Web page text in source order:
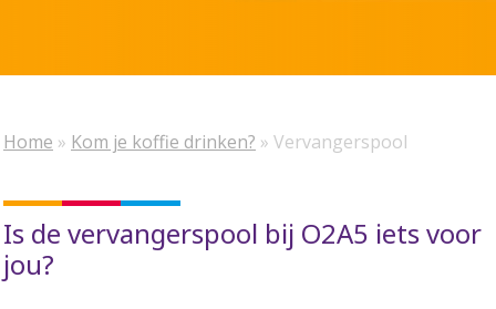
Home » Kom je koffie drinken? » Vervangerspool
Is de vervangerspool bij O2A5 iets voor
jou?